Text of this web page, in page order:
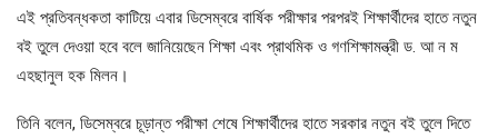
এই প্রতিবন্ধকতা কাটিয়ে এবার ডিসেম্বরে বার্ষিক পরীক্ষার পরপরই শিক্ষার্থীদের হাতে নতুন
বই তুলে দেওয়া হবে বলে জানিয়েছেন শিক্ষা এবং প্রাথমিক ও গণশিক্ষামন্ত্রী ড. আ ন ম
এহছানুল হক মিলন।
তিনি বলেন, ডিসেম্বরে চূড়ান্ত পরীক্ষা শেষে শিক্ষার্থীদের হাতে সরকার নতুন বই তুলে দিতে